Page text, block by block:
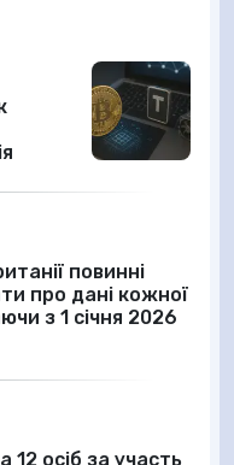
повинні
про дані кожної
з 1 січня 2026
12 осіб за участь